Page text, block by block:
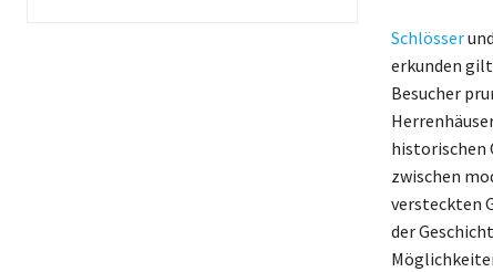
Schlösser
erkunden
Besucher
historischen
zwischen
versteckten
der